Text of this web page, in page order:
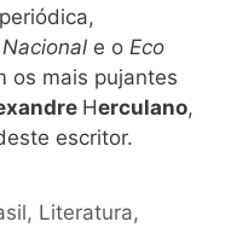
Nacional e o Eco
os mais pujantes
Herculano,
escritor.
, Literatura,